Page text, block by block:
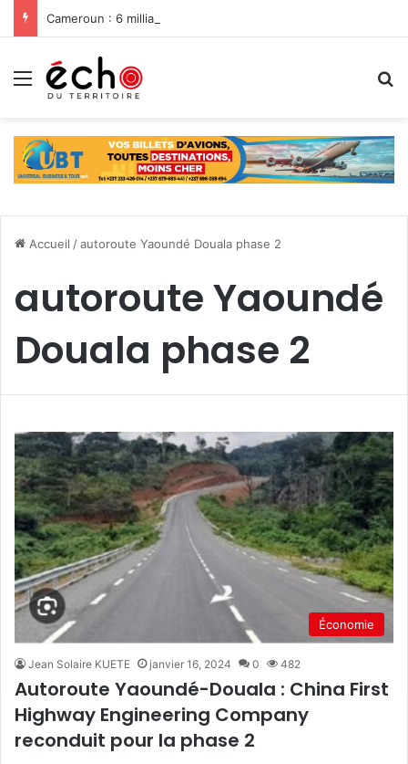
Menu
Accueil /autoroute Yaoundé Douala phase 2
autoroute Yaoundé
Douala phase 2
Économie
Jean Solaire KUETE janvier 16, 2024 0 482
Autoroute Yaoundé-Douala : China First
Highway Engineering Company
reconduit pour la phase 2